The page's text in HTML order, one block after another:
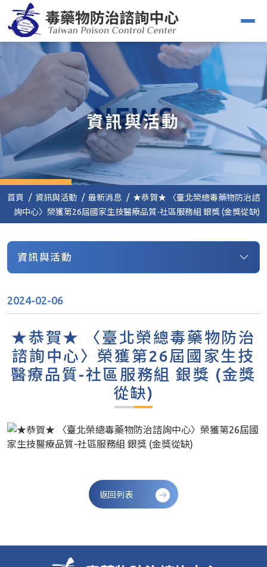
NEWS
資訊與活動
首頁 資訊與活動 最新消息
★恭賀★ 〈臺北榮總毒藥物防治諮
詢中心〉榮獲第26屆國家生技醫療品質-社區服務組 銀獎 (金獎從缺)
資訊與活動
2024-02-06
★恭賀★ 〈臺北榮總毒藥物防治
諮詢中心〉榮獲第26屆國家生技
醫療品質-社區服務組 銀獎 (金獎
從缺)
返回列表